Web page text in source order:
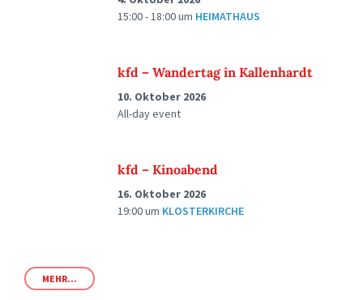
15:00 - 18:00um HEIMATHAUS
kfd – Wandertag in Kallenhardt
10. Oktober 2026
All-day event
kfd – Kinoabend
16. Oktober 2026
19:00um KLOSTERKIRCHE
MEHR...